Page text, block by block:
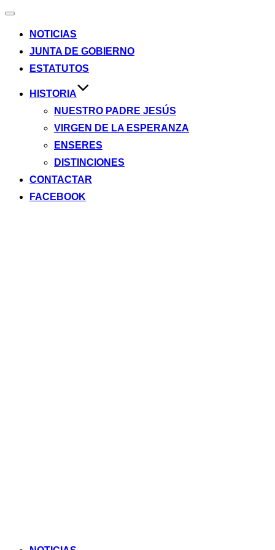
Alternar
navegaciónNOTICIAS
JUNTA DE GOBIERNO
ESTATUTOS
HISTORIA
NUESTRO PADRE JESÚS
VIRGEN DE LA ESPERANZA
ENSERES
DISTINCIONES
CONTACTAR
FACEBOOK